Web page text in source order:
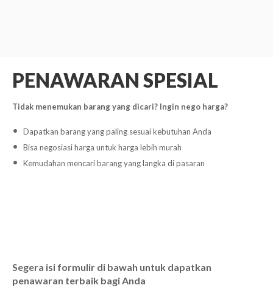
PENAWARAN SPESIAL
Tidak menemukan barang yang dicari? Ingin nego harga?
Dapatkan barang yang paling sesuai kebutuhan Anda
Bisa negosiasi harga untuk harga lebih murah
Kemudahan mencari barang yang langka di pasaran
Segera isi formulir di bawah untuk dapatkan
penawaran terbaik bagi Anda